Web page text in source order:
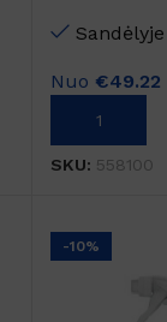
Sandėlyje
Nuo €49.22
Į KREPŠELĮ
SKU: 558100
-10%